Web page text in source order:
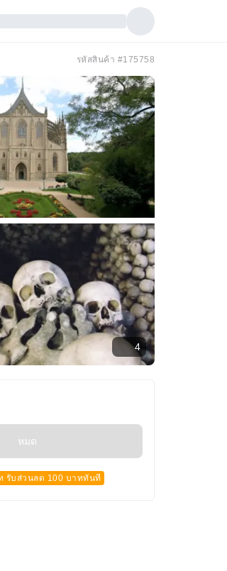
รหัสสินค้า #175758
4
หมด
รับส่วนลด 100 บาททันที